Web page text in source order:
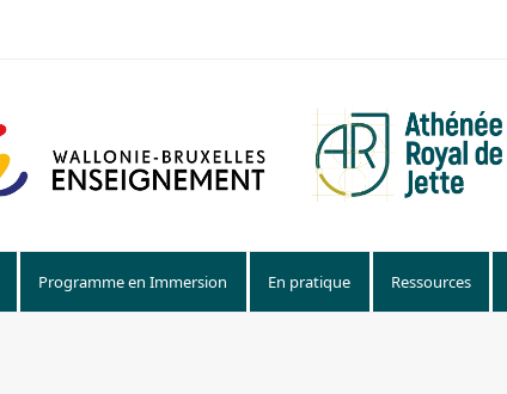
Programme en Immersion En pratique Ressources